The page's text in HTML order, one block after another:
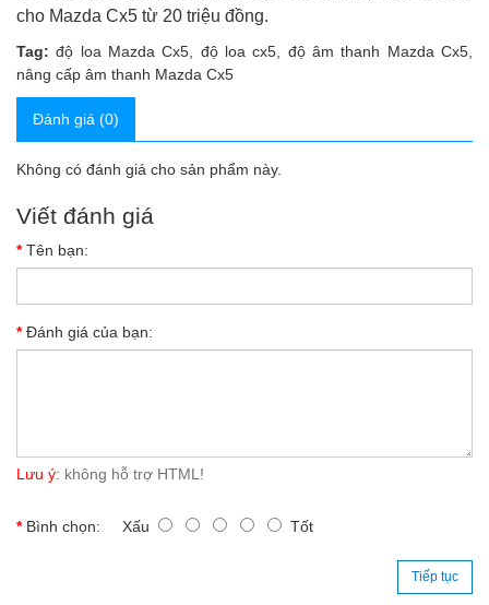
cho Mazda Cx5 từ 20 triệu đồng.
Tag: độ loa Mazda Cx5 độ loa cx5 độ âm thanh Mazda Cx5
nâng cấp âm thanh Mazda Cx5
Đánh giá (0)
Không có đánh giá cho sản phẩm này.
Viết đánh giá
Tên bạn:
Đánh giá của bạn:
Lưu ý: không hỗ trợ HTML!
Bình chọn: Xấu Tốt
Tiếp tục